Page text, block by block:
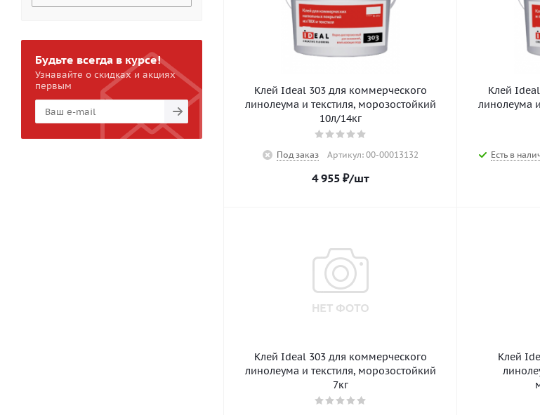
Клей Ideal 303 для коммерческого
линолеума и текстиля, морозостойкий
10л/14кг
Под заказ Артикул: 00-00013132
4 955 ₽/шт
Клей
линолеума
Есть в
Клей Ideal 303 для коммерческого
линолеума и текстиля, морозостойкий
7кг
Клей Ideal для быт. и полуком.
Будьте всегда в курсе!
Узнавайте о скидках и акциях
первым